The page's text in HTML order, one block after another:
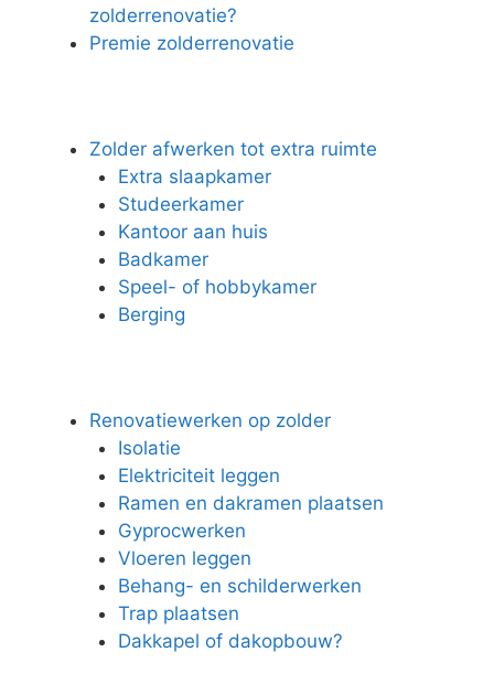
zolderrenovatie?
Premie zolderrenovatie
Zolder afwerken tot extra ruimte
Extra slaapkamer
Studeerkamer
Kantoor aan huis
Badkamer
Speel- of hobbykamer
Berging
Renovatiewerken op zolder
Isolatie
Elektriciteit leggen
Ramen en dakramen plaatsen
Gyprocwerken
Vloeren leggen
Behang- en schilderwerken
Trap plaatsen
Dakkapel of dakopbouw?